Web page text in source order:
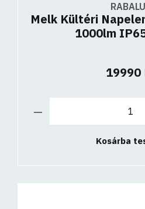
Melk Kültéri
1000lm
19990
Kosárba